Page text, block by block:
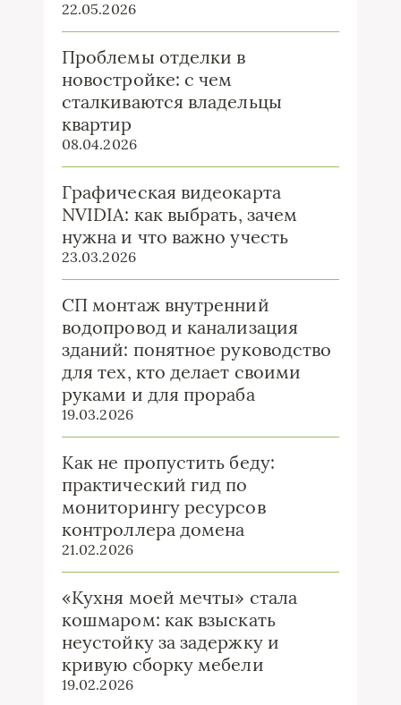
22.05.2026
Проблемы отделки в
новостройке: с чем
сталкиваются владельцы
квартир
08.04.2026
Графическая видеокарта
NVIDIA: как выбрать, зачем
нужна и что важно учесть
23.03.2026
СП монтаж внутренний
водопровод и канализация
зданий: понятное руководство
для тех, кто делает своими
руками и для прораба
19.03.2026
Как не пропустить беду:
практический гид по
мониторингу ресурсов
контроллера домена
21.02.2026
«Кухня моей мечты» стала
кошмаром: как взыскать
неустойку за задержку и
кривую сборку мебели
19.02.2026